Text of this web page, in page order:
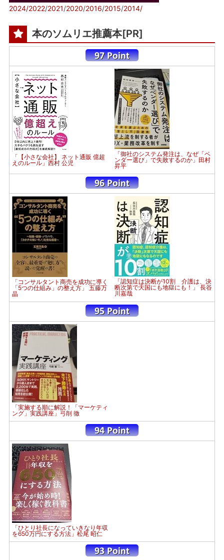
2024/2022/2021/2020/2016/2015/2014/
本のソムリエ推薦本[PR]
「【小さな会社】 ネット通販 億超
えのルール」西村 公児
「御社のシステム発注は、なぜ「ベ
ンダー選び」で失敗するのか」田村
昇平
「コンサルタント商売を成功に導く
「5つの仕組み」の整え方」 五藤万
晶
「認知症は決断が10割 介護は、決
断次第で天国にも地獄にも！」 長谷
川嘉哉
「実施する順に解説！「マーケティ
ング」実践講座」弓削 徹
「ひとり社長になっていきなり年収
を650万円にする方法」松尾 昭仁